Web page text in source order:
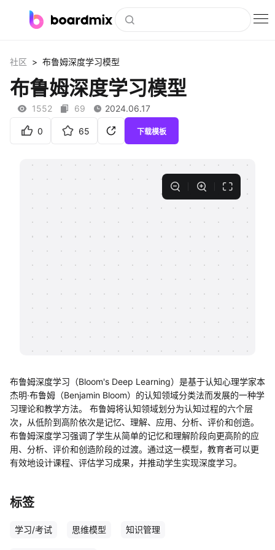
社区资源
下载
客户案例
帮助中心
社区 > 布鲁姆深度学习模型
布鲁姆深度学习模型
1552 69 2024.06.17
0 65 下载模板
布鲁姆深度学习（Bloom's Deep Learning）是基于认知心理学家本
杰明·布鲁姆（Benjamin Bloom）的认知领域分类法而发展的一种学
习理论和教学方法。 布鲁姆将认知领域划分为认知过程的六个层
次，从低阶到高阶依次是记忆、理解、应用、分析、评价和创造。
布鲁姆深度学习强调了学生从简单的记忆和理解阶段向更高阶的应
用、分析、评价和创造阶段的过渡。通过这一模型，教育者可以更
有效地设计课程、评估学习成果，并推动学生实现深度学习。
标签
学习/考试 思维模型 知识管理